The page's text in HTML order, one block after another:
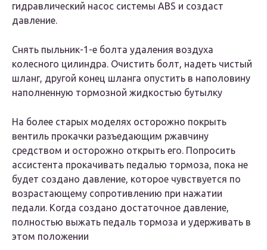
гидравлический насос системы ABS и создаст
давление.
Снять пыльник-1-е болта удаления воздуха
колесного цилиндра. Очистить болт, надеть чистый
шланг, другой конец шланга опустить в наполовину
наполненную тормозной жидкостью бутылку
На более старых моделях осторожно покрыть
вентиль прокачки разъедающим ржавчину
средством и осторожно открыть его. Попросить
ассистента прокачивать педалью тормоза, пока не
будет создано давление, которое чувствуется по
возрастающему сопротивлению при нажатии
педали. Когда создано достаточное давление,
полностью выжать педаль тормоза и удерживать в
этом положении